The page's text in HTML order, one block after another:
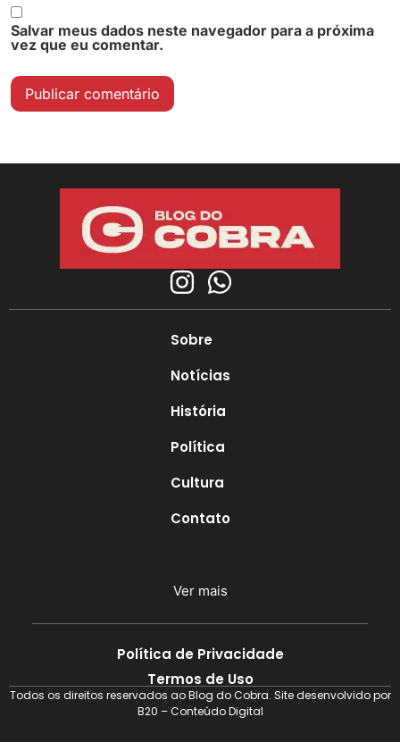
Salvar meus dados neste navegador para a próxima
vez que eu comentar.
Sobre
Notícias
História
Política
Cultura
Contato
Ver mais
Política de Privacidade
Termos de Uso
Todos os direitos reservados ao Blog do Cobra. Site desenvolvido por
B20 – Conteúdo Digital